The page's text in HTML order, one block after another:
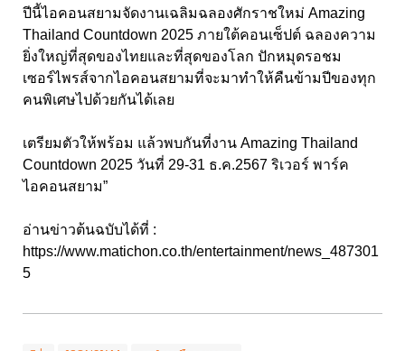
ปีนี้ไอคอนสยามจัดงานเฉลิมฉลองศักราชใหม่ Amazing
Thailand Countdown 2025 ภายใต้คอนเซ็ปต์ ฉลองความ
ยิ่งใหญ่ที่สุดของไทยและที่สุดของโลก ปักหมุดรอชม
เซอร์ไพรส์จากไอคอนสยามที่จะมาทำให้คืนข้ามปีของทุก
คนพิเศษไปด้วยกันได้เลย
เตรียมตัวให้พร้อม แล้วพบกันที่งาน Amazing Thailand
Countdown 2025 วันที่ 29-31 ธ.ค.2567 ริเวอร์ พาร์ค
ไอคอนสยาม”
อ่านข่าวต้นฉบับได้ที่ :
https://www.matichon.co.th/entertainment/news_487301
5